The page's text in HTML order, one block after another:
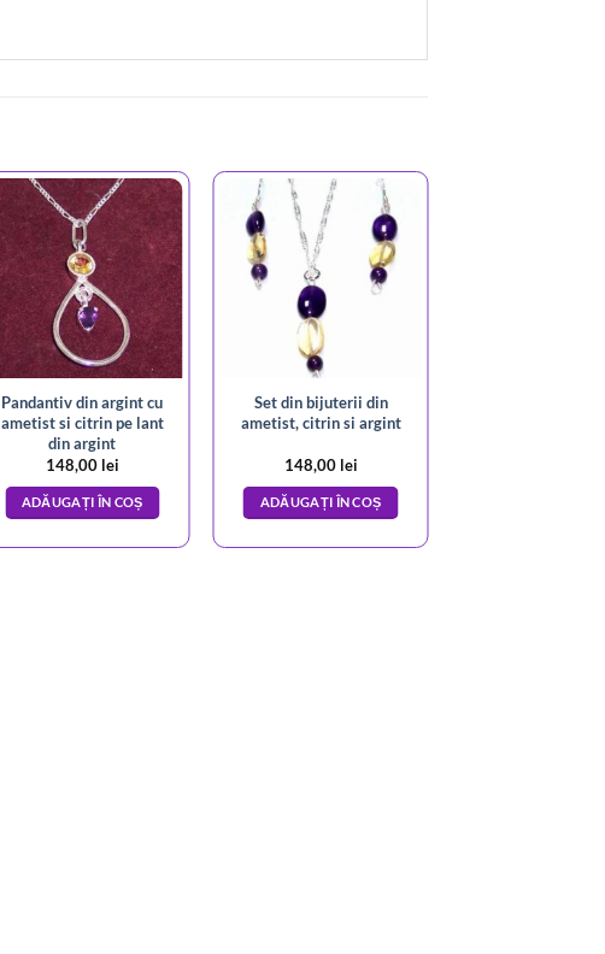
Pandantiv din argint cu
ametist si citrin pe lant
din argint
148,00 lei
ADĂUGAȚI ÎN COȘ
Set din bijuterii din
ametist, citrin si argint
148,00 lei
ADĂUGAȚI ÎN COȘ